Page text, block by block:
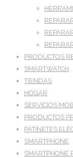
PRODUCTOS
SMARTWATCH
TIENDAS
HOGAR
SERVICIOS
PRODUCTOS
PATINETES
SMARTPHONE
SMARTPHONE